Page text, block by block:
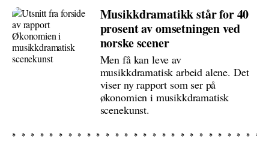
Musikkdramatikk står for 40
prosent av omsetningen ved
norske scener
Men få kan leve av
musikkdramatisk arbeid alene. Det
viser ny rapport som ser på
økonomien i musikkdramatisk
scenekunst.